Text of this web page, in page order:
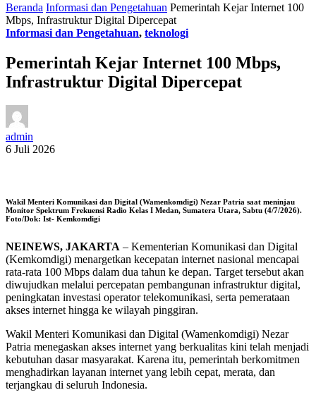
Beranda Informasi dan Pengetahuan Pemerintah Kejar Internet 100
Mbps, Infrastruktur Digital Dipercepat
Informasi dan Pengetahuan, teknologi
Pemerintah Kejar Internet 100 Mbps,
Infrastruktur Digital Dipercepat
admin
6 Juli 2026
Wakil Menteri Komunikasi dan Digital (Wamenkomdigi) Nezar Patria saat meninjau
Monitor Spektrum Frekuensi Radio Kelas I Medan, Sumatera Utara, Sabtu (4/7/2026).
Foto/Dok: Ist- Kemkomdigi
NEINEWS, JAKARTA – Kementerian Komunikasi dan Digital
(Kemkomdigi) menargetkan kecepatan internet nasional mencapai
rata-rata 100 Mbps dalam dua tahun ke depan. Target tersebut akan
diwujudkan melalui percepatan pembangunan infrastruktur digital,
peningkatan investasi operator telekomunikasi, serta pemerataan
akses internet hingga ke wilayah pinggiran.
Wakil Menteri Komunikasi dan Digital (Wamenkomdigi) Nezar
Patria menegaskan akses internet yang berkualitas kini telah menjadi
kebutuhan dasar masyarakat. Karena itu, pemerintah berkomitmen
menghadirkan layanan internet yang lebih cepat, merata, dan
terjangkau di seluruh Indonesia.